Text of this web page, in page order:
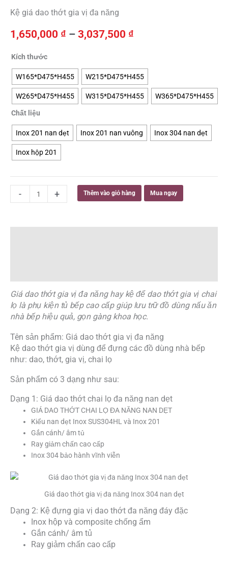
Kệ giá dao thớt gia vị đa năng
1,650,000 ₫ – 3,037,500 ₫
1,650,000 ₫
đến
3,037,500 ₫
Kích thước
W165*D475*H455 W215*D475*H455
W265*D475*H455 W315*D475*H455 W365*D475*H455
Chất liệu
Inox 201 nan dẹt Inox 201 nan vuông Inox 304 nan dẹt
Inox hộp 201
-
Giá
thớt
gia
đa
Inox
304,
Inox
số
+ Thêm vào giỏ hàng Mua ngay
Giá dao thớt gia vị đa năng hay kệ để dao thớt gia vị chai
lọ là phụ kiện tủ bếp cao cấp giúp lưu trữ đồ dùng nấu ăn
nhà bếp hiệu quả, gọn gàng khoa học.
Tên sản phẩm: Giá dao thớt gia vị đa năng
Kệ dao thớt gia vị dùng để đựng các đồ dùng nhà bếp
như: dao, thớt, gia vị, chai lọ
Sản phẩm có 3 dạng như sau:
Dạng 1: Giá dao thớt chai lọ đa năng nan dẹt
GIÁ DAO THỚT CHAI LỌ ĐA NĂNG NAN DẸT
Kiểu nan dẹt Inox SUS304HL và Inox 201
Gắn cánh/ âm tủ
Ray giảm chấn cao cấp
Inox 304 bảo hành vĩnh viễn
Giá dao thớt gia vị đa năng Inox 304 nan dẹt
Dạng 2: Kệ đựng gia vị dao thớt đa năng đáy đặc
Inox hộp và composite chống ẩm
Gắn cánh/ âm tủ
Ray giảm chấn cao cấp